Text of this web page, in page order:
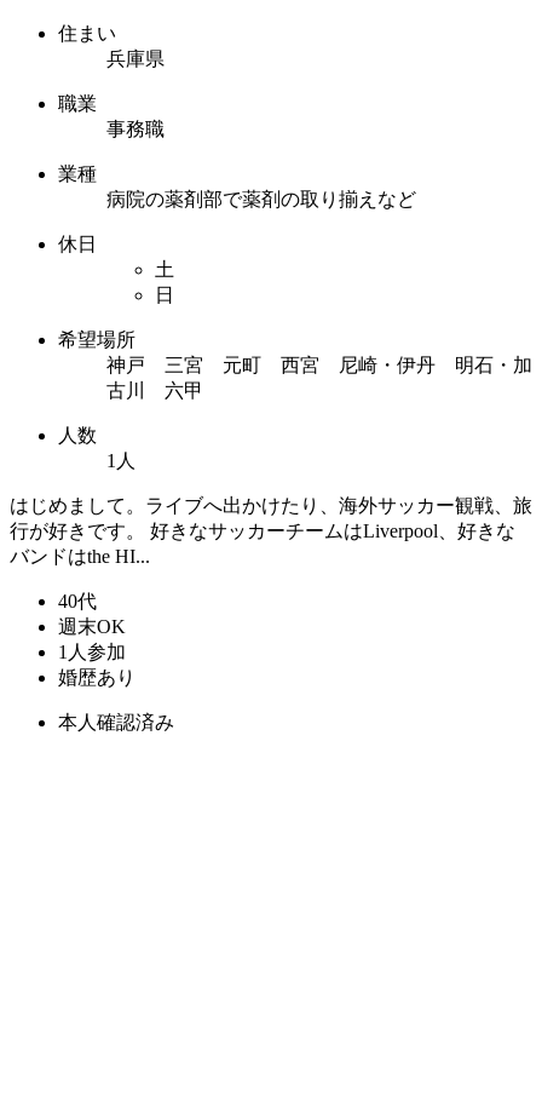
住まい
兵庫県
職業
事務職
業種
病院の薬剤部で薬剤の取り揃えなど
休日
土
日
希望場所
神戸 三宮 元町 西宮 尼崎・伊丹 明石・加
古川 六甲
人数
1人
はじめまして。ライブへ出かけたり、海外サッカー観戦、旅
行が好きです。 好きなサッカーチームはLiverpool、好きな
バンドはthe HI...
40代
週末OK
1人参加
婚歴あり
本人確認済み